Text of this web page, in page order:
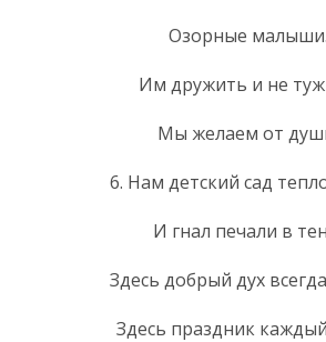
Озорные малыши.
Им дружить и не
Мы желаем от
6. Нам детский сад
И гнал печали в
Здесь добрый дух
Здесь праздник